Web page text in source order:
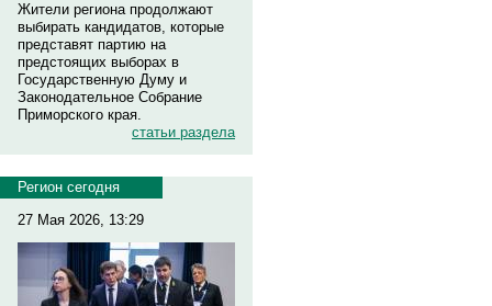
Жители региона продолжают
выбирать кандидатов, которые
представят партию на
предстоящих выборах в
Государственную Думу и
Законодательное Собрание
Приморского края.
статьи раздела
Регион сегодня
27 Мая 2026, 13:29